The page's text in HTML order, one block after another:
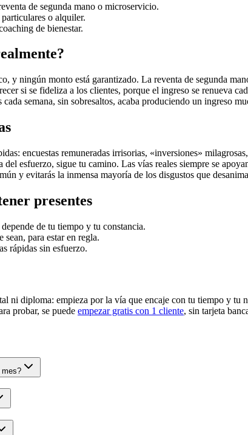
de segunda mano o microservicio.
particulares o alquiler.
de bienestar.
y ningún monto está garantizado. La reventa de segunda
si se fideliza a los clientes, porque el ingreso se renueva
semana, sin sobresaltos, acaba produciendo un ingreso
encuestas remuneradas irrisorias, «inversiones»
del esfuerzo, sigue tu camino. Las vías reales siempre se
y evitarás la inmensa mayoría de los disgustos que
presentes
de tu tiempo y tu constancia.
sean, para estar en regla.
rápidas sin esfuerzo.
ni diploma: empieza por la vía que encaje con tu tiempo y
probar, se puede empezar gratis con 1 cliente, sin tarjeta
mes?